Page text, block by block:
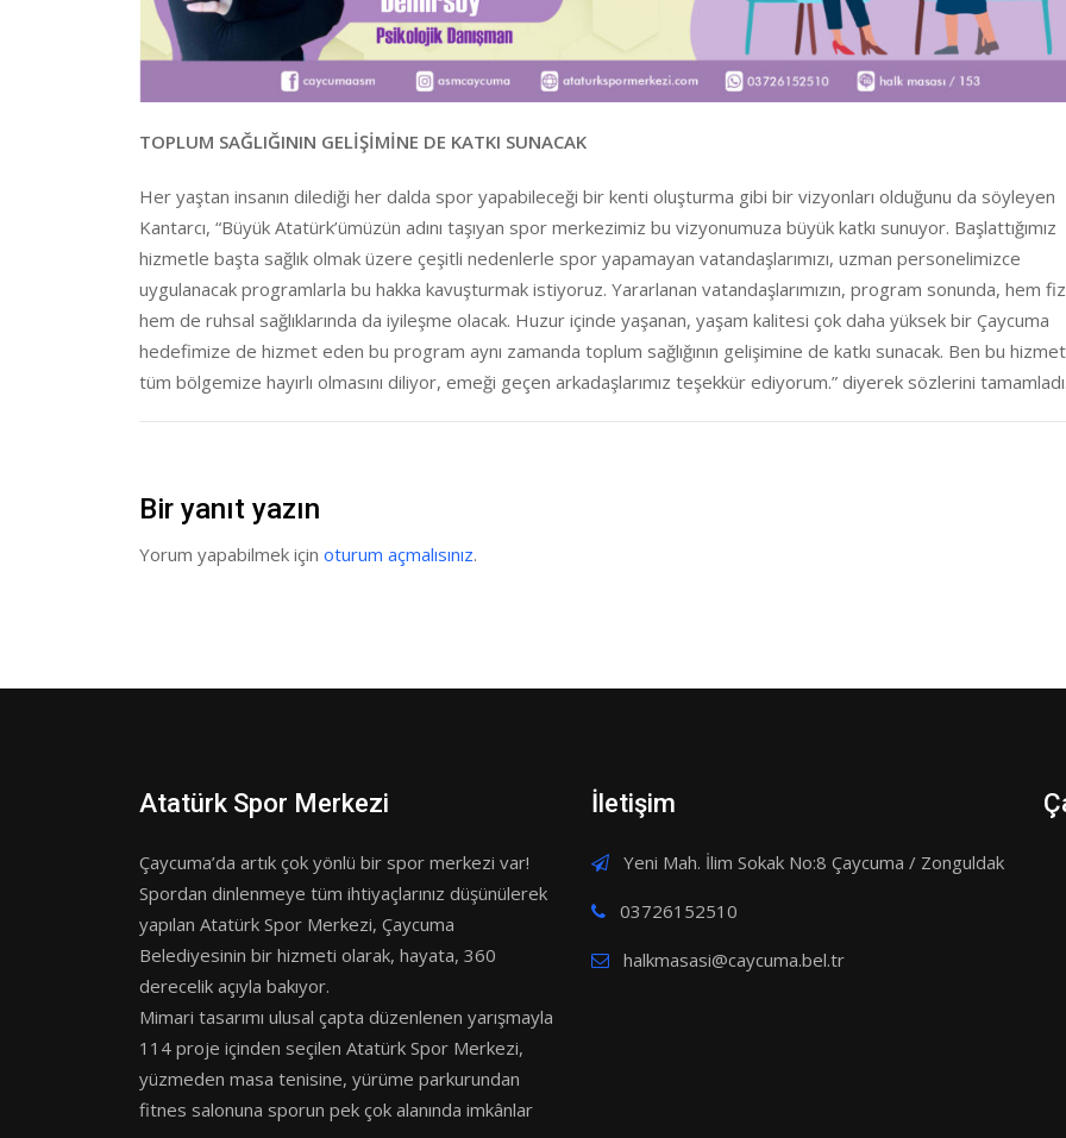
TOPLUM SAĞLIĞININ GELİŞİMİNE DE KATKI SUNACAK
Her yaştan insanın dilediği her dalda spor yapabileceği bir kenti oluşturma gibi bir vizyonları olduğunu da söyleyen
Kantarcı, “Büyük Atatürk’ümüzün adını taşıyan spor merkezimiz bu vizyonumuza büyük katkı sunuyor. Başlattığımız
hizmetle başta sağlık olmak üzere çeşitli nedenlerle spor yapamayan vatandaşlarımızı, uzman personelimizce
uygulanacak programlarla bu hakka kavuşturmak istiyoruz. Yararlanan vatandaşlarımızın, program sonunda, hem
hem de ruhsal sağlıklarında da iyileşme olacak. Huzur içinde yaşanan, yaşam kalitesi çok daha yüksek bir Çaycuma
hedefimize de hizmet eden bu program aynı zamanda toplum sağlığının gelişimine de katkı sunacak. Ben bu
tüm bölgemize hayırlı olmasını diliyor, emeği geçen arkadaşlarımız teşekkür ediyorum.” diyerek sözlerini tamamladı.
Bir yanıt yazın
Yorum yapabilmek için oturum açmalısınız.
Atatürk Spor Merkezi
Çaycuma’da artık çok yönlü bir spor merkezi var!
Spordan dinlenmeye tüm ihtiyaçlarınız düşünülerek
yapılan Atatürk Spor Merkezi, Çaycuma
Belediyesinin bir hizmeti olarak, hayata, 360
derecelik açıyla bakıyor.
Mimari tasarımı ulusal çapta düzenlenen yarışmayla
114 proje içinden seçilen Atatürk Spor Merkezi,
yüzmeden masa tenisine, yürüme parkurundan
fitnes salonuna sporun pek çok alanında imkânlar
İletişim
Yeni Mah. İlim Sokak No:8 Çaycuma / Zonguldak
03726152510
halkmasasi@caycuma.bel.tr